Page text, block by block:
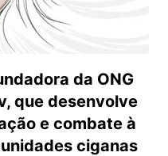
da ONG
que desenvolve
e combate à
ciganas